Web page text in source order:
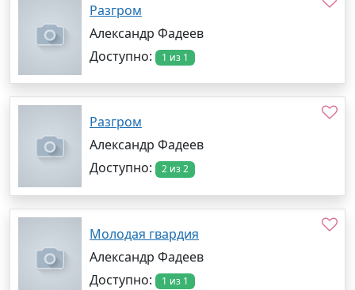
Разгром
Александр Фадеев
Доступно:
1 из 1
Разгром
Александр Фадеев
Доступно:
2 из 2
Молодая гвардия
Александр Фадеев
Доступно:
1 из 1